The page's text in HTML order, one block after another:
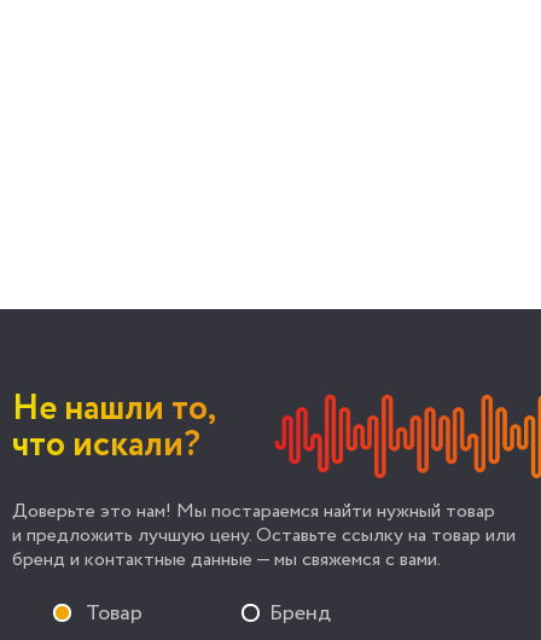
Не нашли то,
что искали?
Доверьте это нам! Мы постараемся найти нужный товар
и предложить лучшую цену. Оставьте ссылку на товар или
бренд и контактные данные — мы свяжемся с вами.
Товар Бренд